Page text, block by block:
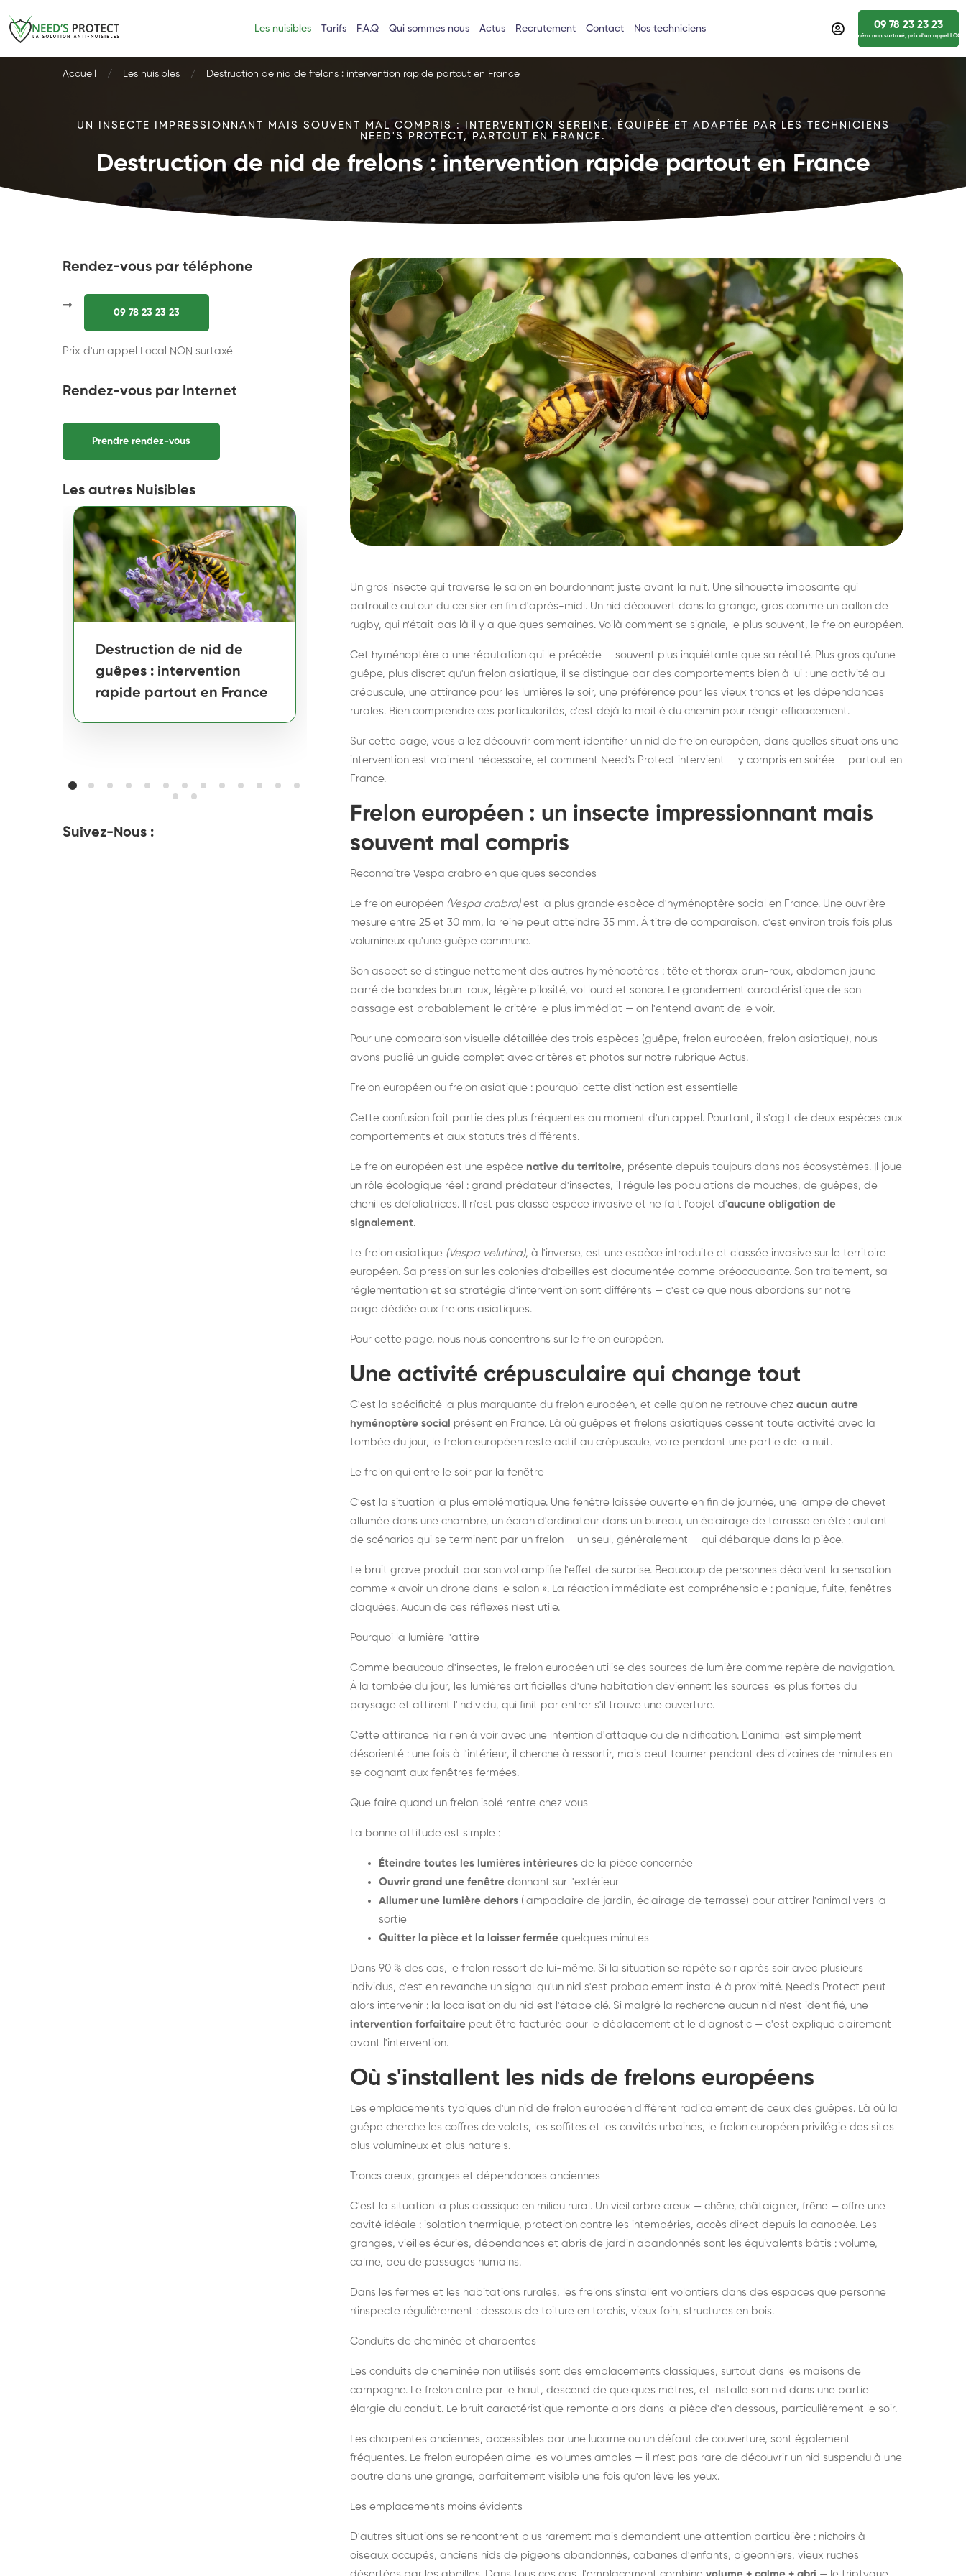
Les nuisibles Tarifs F.A.Q Qui sommes nous Actus Recrutement Contact Nos techniciens 09 78 23 23 23
numéro non surtaxé, prix d’un appel
Accueil Les nuisibles Destruction de nid de frelons : intervention rapide partout en France
UN INSECTE IMPRESSIONNANT MAIS SOUVENT MAL COMPRIS : INTERVENTION SEREINE, ÉQUIPÉE ET ADAPTÉE PAR LES TECHNICIENS
NEED'S PROTECT, PARTOUT EN FRANCE.
Destruction de nid de frelons : intervention rapide partout en France
Rendez-vous par téléphone
09 78 23 23 23
Prix d'un appel Local NON surtaxé
Rendez-vous par Internet
Prendre rendez-vous
Les autres Nuisibles
Destruction de nid de
guêpes : intervention
rapide partout en France
Destruction de nid de
frelons asiatiques :
intervention partout en
France
Dératisation : éliminer
durablement rats et
souris, partout en France
Suivez-Nous :
Un gros insecte qui traverse le salon en bourdonnant juste avant la nuit. Une silhouette imposante qui
patrouille autour du cerisier en fin d'après-midi. Un nid découvert dans la grange, gros comme un ballon de
rugby, qui n'était pas là il y a quelques semaines. Voilà comment se signale, le plus souvent, le frelon européen.
Cet hyménoptère a une réputation qui le précède — souvent plus inquiétante que sa réalité. Plus gros qu'une
guêpe, plus discret qu'un frelon asiatique, il se distingue par des comportements bien à lui : une activité au
crépuscule, une attirance pour les lumières le soir, une préférence pour les vieux troncs et les dépendances
rurales. Bien comprendre ces particularités, c'est déjà la moitié du chemin pour réagir efficacement.
Sur cette page, vous allez découvrir comment identifier un nid de frelon européen, dans quelles situations une
intervention est vraiment nécessaire, et comment Need's Protect intervient — y compris en soirée — partout en
France.
Frelon européen : un insecte impressionnant mais
souvent mal compris
Reconnaître Vespa crabro en quelques secondes
Le frelon européen (Vespa crabro)est la plus grande espèce d'hyménoptère social en France. Une ouvrière
mesure entre 25 et 30 mm, la reine peut atteindre 35 mm. À titre de comparaison, c'est environ trois fois plus
volumineux qu'une guêpe commune.
Son aspect se distingue nettement des autres hyménoptères : tête et thorax brun-roux, abdomen jaune
barré de bandes brun-roux, légère pilosité, vol lourd et sonore. Le grondement caractéristique de son
passage est probablement le critère le plus immédiat — on l'entend avant de le voir.
Pour une comparaison visuelle détaillée des trois espèces (guêpe, frelon européen, frelon asiatique), nous
avons publié un guide complet avec critères et photos sur notre rubrique Actus.
Frelon européen ou frelon asiatique : pourquoi cette distinction est essentielle
Cette confusion fait partie des plus fréquentes au moment d'un appel. Pourtant, il s'agit de deux espèces aux
comportements et aux statuts très différents.
Le frelon européen est une espèce native du territoire, présente depuis toujours dans nos écosystèmes. Il joue
un rôle écologique réel : grand prédateur d'insectes, il régule les populations de mouches, de guêpes, de
chenilles défoliatrices. Il n'est pas classé espèce invasive et ne fait l'objet d'aucune obligation de
signalement.
Le frelon asiatique (Vespa velutina), à l'inverse, est une espèce introduite et classée invasive sur le territoire
européen. Sa pression sur les colonies d'abeilles est documentée comme préoccupante. Son traitement, sa
réglementation et sa stratégie d'intervention sont différents — c'est ce que nous abordons sur notre
page dédiée aux frelons asiatiques.
Pour cette page, nous nous concentrons sur le frelon européen.
Une activité crépusculaire qui change tout
C'est la spécificité la plus marquante du frelon européen, et celle qu'on ne retrouve chez aucun autre
hyménoptère social présent en France. Là où guêpes et frelons asiatiques cessent toute activité avec la
tombée du jour, le frelon européen reste actif au crépuscule, voire pendant une partie de la nuit.
Le frelon qui entre le soir par la fenêtre
C'est la situation la plus emblématique. Une fenêtre laissée ouverte en fin de journée, une lampe de chevet
allumée dans une chambre, un écran d'ordinateur dans un bureau, un éclairage de terrasse en été : autant
de scénarios qui se terminent par un frelon — un seul, généralement — qui débarque dans la pièce.
Le bruit grave produit par son vol amplifie l'effet de surprise. Beaucoup de personnes décrivent la sensation
comme « avoir un drone dans le salon ». La réaction immédiate est compréhensible : panique, fuite, fenêtres
claquées. Aucun de ces réflexes n'est utile.
Pourquoi la lumière l'attire
Comme beaucoup d'insectes, le frelon européen utilise des sources de lumière comme repère de navigation.
À la tombée du jour, les lumières artificielles d'une habitation deviennent les sources les plus fortes du
paysage et attirent l'individu, qui finit par entrer s'il trouve une ouverture.
Cette attirance n'a rien à voir avec une intention d'attaque ou de nidification. L'animal est simplement
désorienté : une fois à l'intérieur, il cherche à ressortir, mais peut tourner pendant des dizaines de minutes en
se cognant aux fenêtres fermées.
Que faire quand un frelon isolé rentre chez vous
La bonne attitude est simple :
Éteindre toutes les lumières intérieures de la pièce concernée
Ouvrir grand une fenêtre donnant sur l'extérieur
Allumer une lumière dehors (lampadaire de jardin, éclairage de terrasse) pour attirer l'animal vers la
sortie
Quitter la pièce et la laisser fermée quelques minutes
Dans 90 % des cas, le frelon ressort de lui-même. Si la situation se répète soir après soir avec plusieurs
individus, c'est en revanche un signal qu'un nid s'est probablement installé à proximité. Need's Protect peut
alors intervenir : la localisation du nid est l'étape clé. Si malgré la recherche aucun nid n'est identifié, une
intervention forfaitaire peut être facturée pour le déplacement et le diagnostic — c'est expliqué clairement
avant l'intervention.
Où s'installent les nids de frelons européens
Les emplacements typiques d'un nid de frelon européen diffèrent radicalement de ceux des guêpes. Là où la
guêpe cherche les coffres de volets, les soffites et les cavités urbaines, le frelon européen privilégie des sites
plus volumineux et plus naturels.
Troncs creux, granges et dépendances anciennes
C'est la situation la plus classique en milieu rural. Un vieil arbre creux — chêne, châtaignier, frêne — offre une
cavité idéale : isolation thermique, protection contre les intempéries, accès direct depuis la canopée. Les
granges, vieilles écuries, dépendances et abris de jardin abandonnés sont les équivalents bâtis : volume,
calme, peu de passages humains.
Dans les fermes et les habitations rurales, les frelons s'installent volontiers dans des espaces que personne
n'inspecte régulièrement : dessous de toiture en torchis, vieux foin, structures en bois.
Conduits de cheminée et charpentes
Les conduits de cheminée non utilisés sont des emplacements classiques, surtout dans les maisons de
campagne. Le frelon entre par le haut, descend de quelques mètres, et installe son nid dans une partie
élargie du conduit. Le bruit caractéristique remonte alors dans la pièce d'en dessous, particulièrement le soir.
Les charpentes anciennes, accessibles par une lucarne ou un défaut de couverture, sont également
fréquentes. Le frelon européen aime les volumes amples — il n'est pas rare de découvrir un nid suspendu à une
poutre dans une grange, parfaitement visible une fois qu'on lève les yeux.
Les emplacements moins évidents
D'autres situations se rencontrent plus rarement mais demandent une attention particulière : nichoirs à
oiseaux occupés, anciens nids de pigeons abandonnés, cabanes d'enfants, pigeonniers, vieux ruches